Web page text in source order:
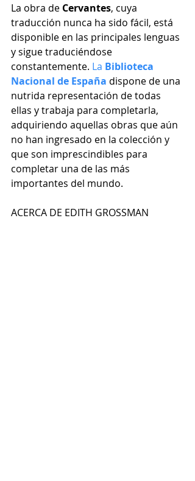
La obra de Cervantes, cuya
traducción nunca ha sido fácil, está
disponible en las principales lenguas
y sigue traduciéndose
constantemente. La Biblioteca
Nacional de España dispone de una
nutrida representación de todas
ellas y trabaja para completarla,
adquiriendo aquellas obras que aún
no han ingresado en la colección y
que son imprescindibles para
completar una de las más
importantes del mundo.
ACERCA DE EDITH GROSSMAN